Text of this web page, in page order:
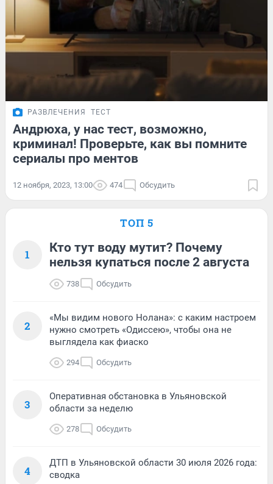
РАЗВЛЕЧЕНИЯ ТЕСТ
Андрюха, у нас тест, возможно,
криминал! Проверьте, как вы помните
сериалы про ментов
12 ноября, 2023, 13:00 474 Обсудить
ТОП 5
1
Кто тут воду мутит? Почему
нельзя купаться после 2 августа
738 Обсудить
2
«Мы видим нового Нолана»: с каким настроем
нужно смотреть «Одиссею», чтобы она не
выглядела как фиаско
294 Обсудить
3
Оперативная обстановка в Ульяновской
области за неделю
278 Обсудить
4
ДТП в Ульяновской области 30 июля 2026 года:
сводка